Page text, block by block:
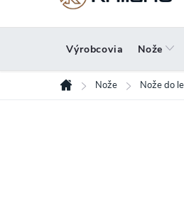
Výrobcovia Nože
Domov
Nože Nože do